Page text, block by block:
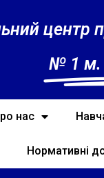
центр
№ 1 м.
нас
Нормативні